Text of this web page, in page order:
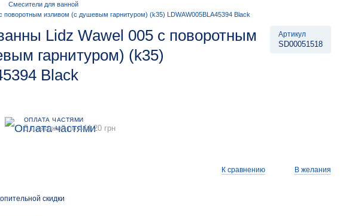
Смесители для ванной
поворотным изливом (c душевым гарнитуром) (k35) LDWAW005BLA45394 Black
Lidz Wawel 005 с поворотным
гарнитуром) (k35)
Black
Артикул
SD00051518
ОПЛАТА ЧАСТЯМИ
5 платежей по 444.20 грн
К сравнению В желания
скидки